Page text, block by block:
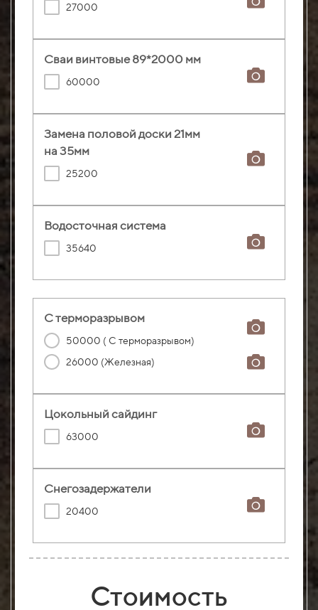
27000
Сваи винтовые 89*2000 мм
60000
Замена половой доски 21мм
на 35мм
25200
Водосточная система
35640
С терморазрывом
50000 ( С терморазрывом)
26000 (Железная)
Цокольный сайдинг
63000
Снегозадержатели
20400
Стоимость